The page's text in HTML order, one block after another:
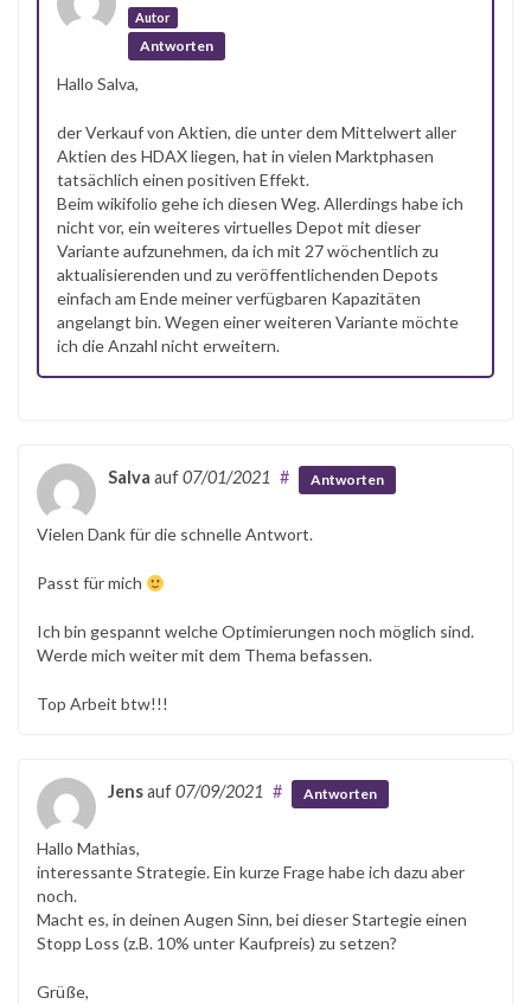
Autor
Antworten
Hallo Salva,
der Verkauf von Aktien, die unter dem Mittelwert aller
Aktien des HDAX liegen, hat in vielen Marktphasen
tatsächlich einen positiven Effekt.
Beim wikifolio gehe ich diesen Weg. Allerdings habe ich
nicht vor, ein weiteres virtuelles Depot mit dieser
Variante aufzunehmen, da ich mit 27 wöchentlich zu
aktualisierenden und zu veröffentlichenden Depots
einfach am Ende meiner verfügbaren Kapazitäten
angelangt bin. Wegen einer weiteren Variante möchte
ich die Anzahl nicht erweitern.
Salva auf07/01/2021 # Antworten
Vielen Dank für die schnelle Antwort.
Passt für mich
Ich bin gespannt welche Optimierungen noch möglich sind.
Werde mich weiter mit dem Thema befassen.
Top Arbeit btw!!!
Jensauf07/09/2021 # Antworten
Hallo Mathias,
interessante Strategie. Ein kurze Frage habe ich dazu aber
noch.
Macht es, in deinen Augen Sinn, bei dieser Startegie einen
Stopp Loss (z.B. 10% unter Kaufpreis) zu setzen?
Grüße,